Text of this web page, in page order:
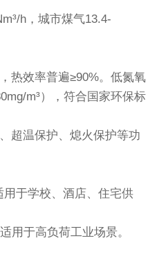
h，城市煤气13.4-
热效率普遍≥90%。低氮氧
m³），符合国家环保标
超温保护、熄火保护等功
用于学校、酒店、住宅供
用于高负荷工业场景。